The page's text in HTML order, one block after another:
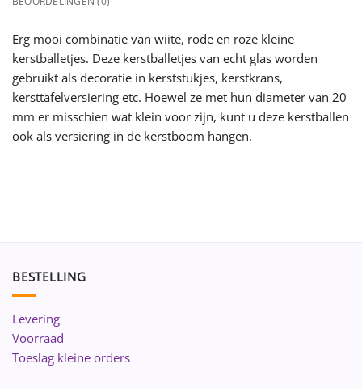
Erg mooi combinatie van wiite, rode en roze kleine
kerstballetjes. Deze kerstballetjes van echt glas worden
gebruikt als decoratie in kerststukjes, kerstkrans,
kersttafelversiering etc. Hoewel ze met hun diameter van 20
mm er misschien wat klein voor zijn, kunt u deze kerstballen
ook als versiering in de kerstboom hangen.
BESTELLING
Levering
Voorraad
Toeslag kleine orders